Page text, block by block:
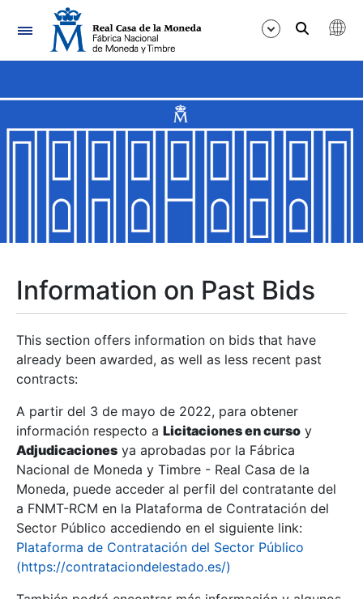
Navigation
Show/Hide
Show/Hide
Show/Hide
Show/Hide
Show/Hide
Information on Past Bids
This section offers information on bids that have
already been awarded, as well as less recent past
contracts:
A partir del 3 de mayo de 2022, para obtener
información respecto a Licitaciones en curso y
Adjudicaciones ya aprobadas por la Fábrica
Nacional de Moneda y Timbre - Real Casa de la
Moneda, puede acceder al perfil del contratante del
a FNMT-RCM en la Plataforma de Contratación del
Sector Público accediendo en el siguiente link:
Plataforma de Contratación del Sector Público
(https://contrataciondelestado.es/)